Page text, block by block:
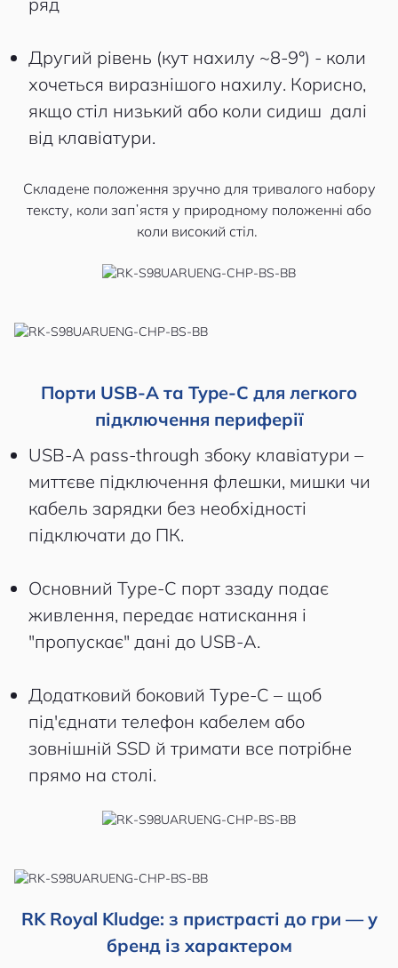
Другий рівень (кут нахилу ~8-9°) - коли
хочеться виразнішого нахилу. Корисно,
якщо стіл низький або коли сидиш далі
від клавіатури.
Складене положення зручно для тривалого набору
тексту, коли запʼястя у природному положенні або
коли високий стіл.
Порти USB-A та Type-C для легкого
підключення периферії
USB-A pass-through збоку клавіатури –
миттєве підключення флешки, мишки чи
кабель зарядки без необхідності
підключати до ПК.
Основний Type-C порт ззаду подає
живлення, передає натискання і
"пропускає" дані до USB-A.
Додатковий боковий Type-C – щоб
під'єднати телефон кабелем або
зовнішній SSD й тримати все потрібне
прямо на столі.
RK Royal Kludge: з пристрасті до гри — у
бренд із характером